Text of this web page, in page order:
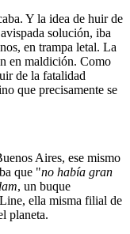
Y la idea de huir de
solución, iba
en trampa letal. La
en maldición. Como
de la fatalidad
que precisamente se
Aires, ese mismo
que "no había gran
, un buque
ella misma filial de
planeta.